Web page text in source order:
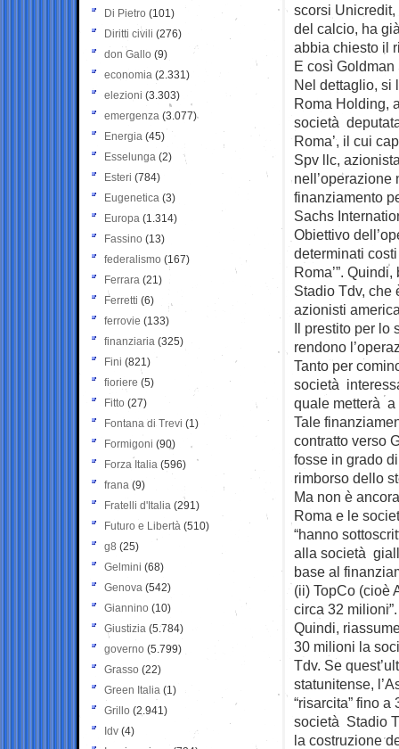
scorsi Unicredit,
del calcio, ha
abbia chiesto il
E così
Nel dettaglio, si
Roma Holding,
società
Roma’, il cui
Spv llc,
nell’operazione
finanziamento
Sachs
Obiettivo
determinati
Roma’”.
Stadio Tdv, che
azionisti
Il prestito per lo
rendono
Tanto per
società
quale metterà a
Tale
contratto verso
fosse in grado
rimborso dello
Ma non è
Roma e le
“hanno
alla società
base al
(ii) TopCo (cioè
circa 32 milioni”.
Quindi,
30 milioni la
Tdv. Se
statunitense,
“risarcita” fino
società Stadio
la costruzione
Di Pietro (101)
Diritti civili (276)
don Gallo (9)
economia (2.331)
elezioni (3.303)
emergenza (3.077)
Energia (45)
Esselunga (2)
Esteri (784)
Eugenetica (3)
Europa (1.314)
Fassino (13)
federalismo (167)
Ferrara (21)
Ferretti (6)
ferrovie (133)
finanziaria (325)
Fini (821)
fioriere (5)
Fitto (27)
Fontana di Trevi (1)
Formigoni (90)
Forza Italia (596)
frana (9)
Fratelli d'Italia (291)
Futuro e Libertà (510)
g8 (25)
Gelmini (68)
Genova (542)
Giannino (10)
Giustizia (5.784)
governo (5.799)
Grasso (22)
Green Italia (1)
Grillo (2.941)
Idv (4)